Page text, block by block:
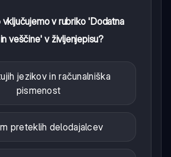
vključujemo v rubriko 'Dodatna
veščine' v življenjepisu?
jezikov in računalniška
pismenost
preteklih delodajalcev